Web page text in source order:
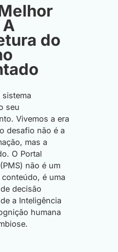
do
seu
Vivemos a era
desafio não é a
mas a
O Portal
não é um
é uma
decisão
a Inteligência
humana